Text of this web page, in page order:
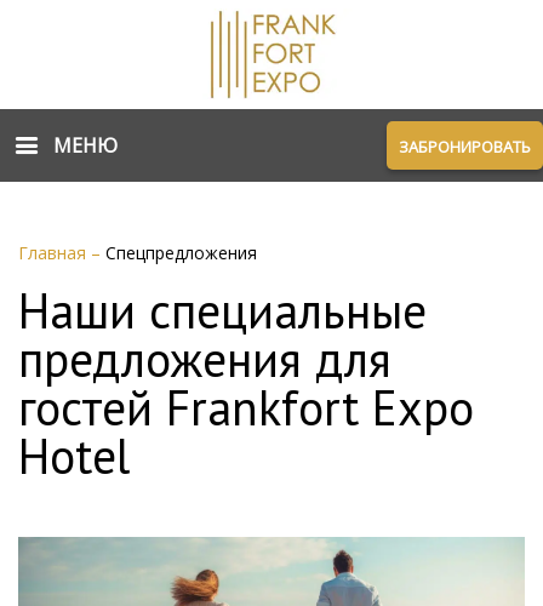
МЕНЮ ЗАБРОНИРОВАТЬ
Главная – Спецпредложения
Наши специальные
предложения для
гостей Frankfort Expo
Hotel